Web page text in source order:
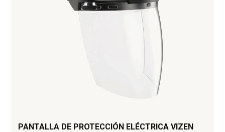
PANTALLA DE PROTECCIÓN ELÉCTRICA VIZEN